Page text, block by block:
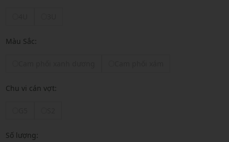
Màu Sắc:
Chu vi cán vợt:
Số lượng: